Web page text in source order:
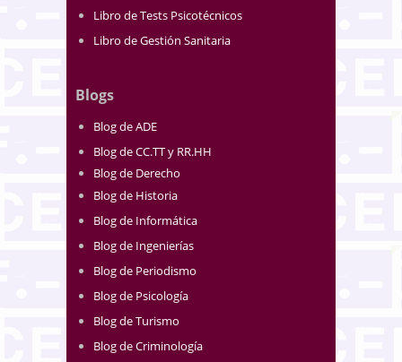
Libro de Tests Psicotécnicos
Libro de Gestión Sanitaria
Blogs
Blog de ADE
Blog de CC.TT y RR.HH
Blog de Derecho
Blog de Historia
Blog de Informática
Blog de Ingenierías
Blog de Periodismo
Blog de Psicología
Blog de Turismo
Blog de Criminología